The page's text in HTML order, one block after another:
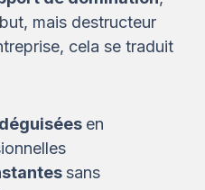
mais destructeur
cela se traduit
en
sans